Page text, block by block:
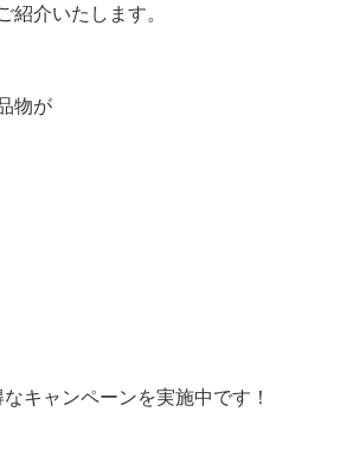
紹介いたします。
物が
キャンペーンを実施中です！